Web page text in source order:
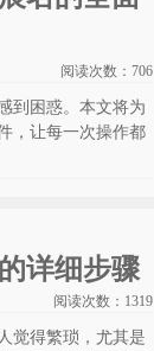
阅读次数： 706
到困惑。本文将为
，让每一次操作都
详细步骤
阅读次数： 1319
觉得繁琐，尤其是